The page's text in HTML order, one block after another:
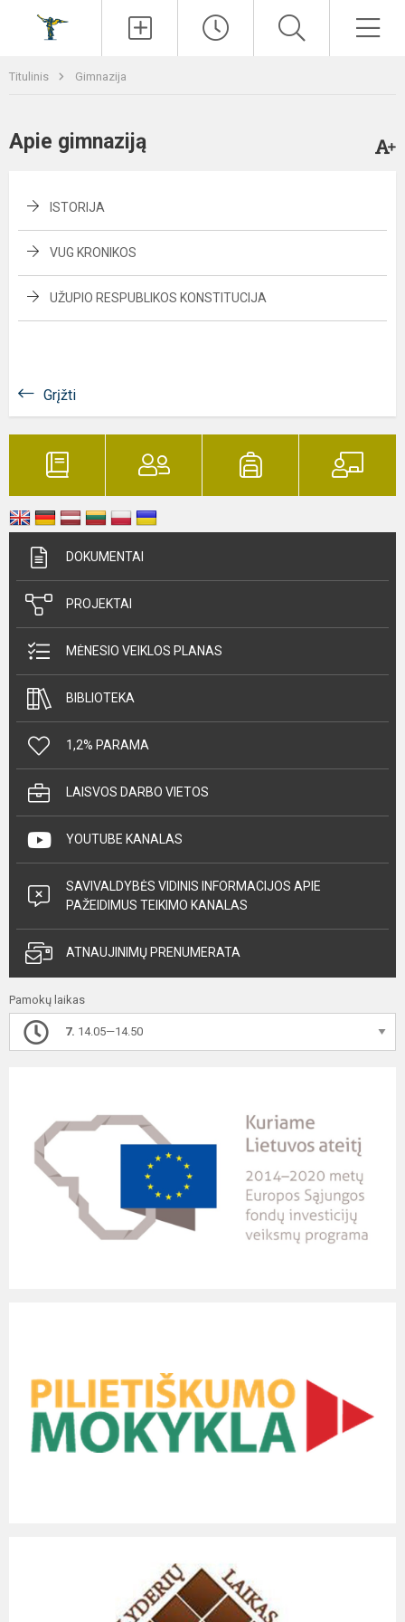
Titulinis Gimnazija
Apie gimnaziją
ISTORIJA
VUG KRONIKOS
UŽUPIO RESPUBLIKOS KONSTITUCIJA
Grįžti
DOKUMENTAI
PROJEKTAI
MĖNESIO VEIKLOS PLANAS
BIBLIOTEKA
1,2% PARAMA
LAISVOS DARBO VIETOS
YOUTUBE KANALAS
SAVIVALDYBĖS VIDINIS INFORMACIJOS APIE
PAŽEIDIMUS TEIKIMO KANALAS
ATNAUJINIMŲ PRENUMERATA
Pamokų laikas
7. 14.05—14.50